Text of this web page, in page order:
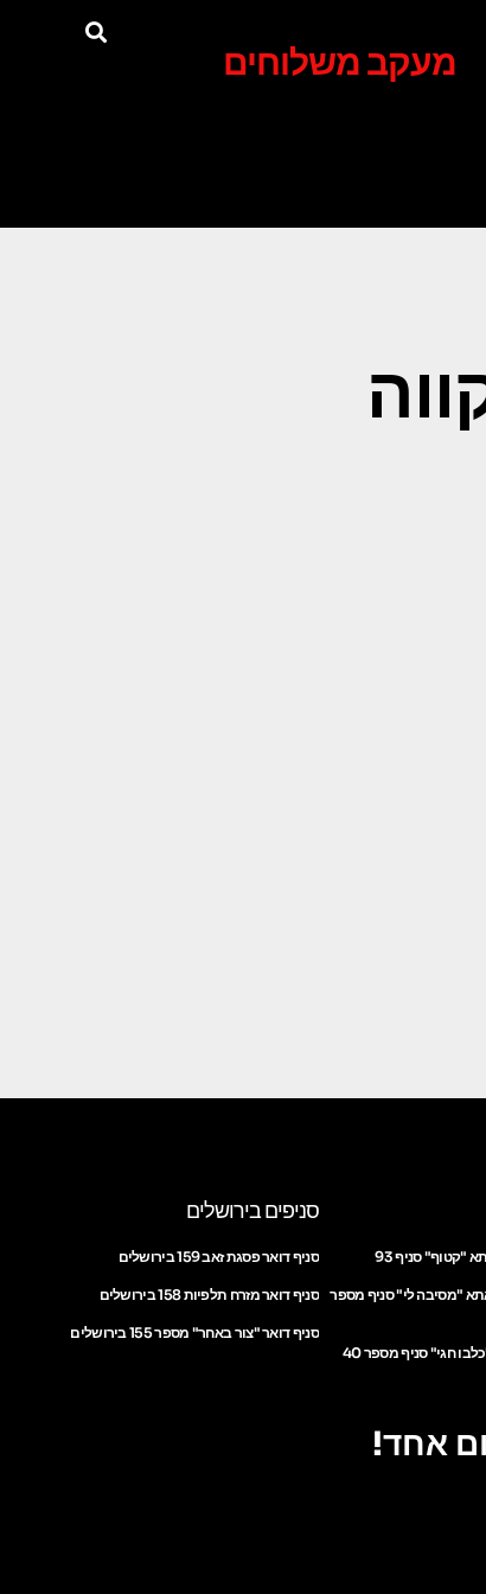
מעקב משלוחים
"קטוף" סניף 93
"מסיבה לי" סניף מספר
חגי" סניף מספר 40
סניפים בירושלים
סניף דואר פסגת זאב 159 בירושלים
סניף דואר מזרח תלפיות 158 בירושלים
סניף דואר "צור באחר" מספר 155 בירושלים
אחד!